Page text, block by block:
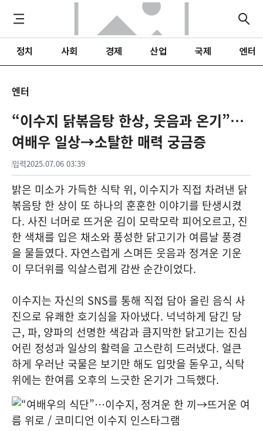
정치 사회 경제 산업 국제 엔터
엔터
“이수지 닭볶음탕 한상, 웃음과 온기”…
여배우 일상→소탈한 매력 궁금증
입력2025.07.06 03:39
밝은 미소가 가득한 식탁 위, 이수지가 직접 차려낸 닭
볶음탕 한 상이 또 하나의 훈훈한 이야기를 탄생시켰
다. 사진 너머로 뜨거운 김이 모락모락 피어오르고, 진
한 색채를 입은 채소와 풍성한 닭고기가 여름날 풍경
을 물들였다. 자연스럽게 스며든 웃음과 정겨운 기운
이 무더위를 익살스럽게 감싼 순간이었다.
이수지는 자신의 SNS를 통해 직접 담아 올린 음식 사
진으로 유쾌한 호기심을 자아냈다. 넉넉하게 담긴 당
근, 파, 양파의 선명한 색감과 큼지막한 닭고기는 진심
어린 정성과 일상의 활력을 고스란히 드러냈다. 얼큰
하게 우러난 국물은 보기만 해도 입맛을 돋우고, 식탁
위에는 한여름 오후의 느긋한 온기가 그득했다.